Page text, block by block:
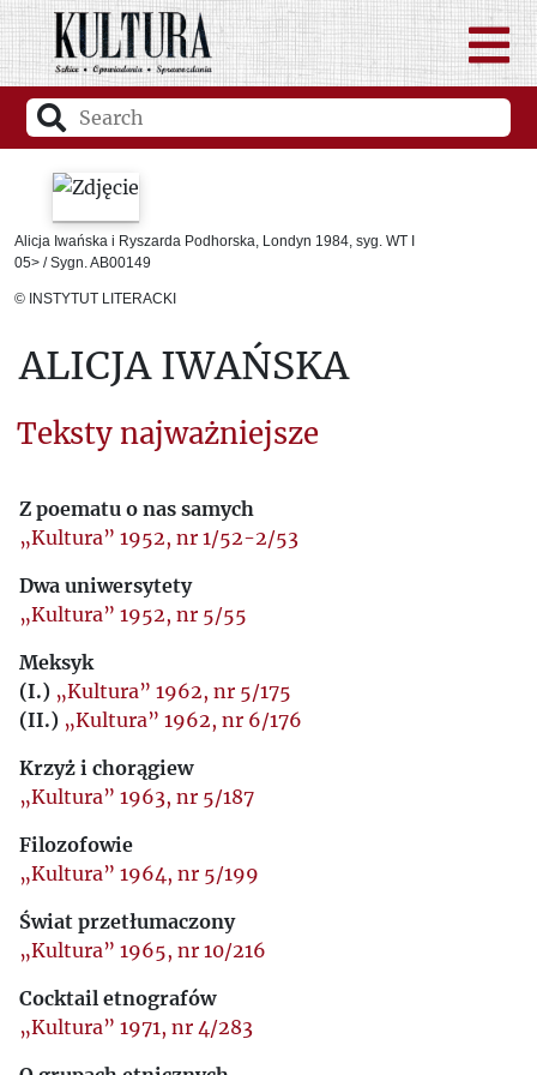
Alicja Iwańska i Ryszarda Podhorska, Londyn 1984, syg. WT I
05> / Sygn. AB00149
© INSTYTUT LITERACKI
ALICJA IWAŃSKA
Teksty najważniejsze
Z poematu o nas samych
„Kultura” 1952, nr 1/52-2/53
Dwa uniwersytety
„Kultura” 1952, nr 5/55
Meksyk
(I.) „Kultura” 1962, nr 5/175
(II.) „Kultura” 1962, nr 6/176
Krzyż i chorągiew
„Kultura” 1963, nr 5/187
Filozofowie
„Kultura” 1964, nr 5/199
Świat przetłumaczony
„Kultura” 1965, nr 10/216
Cocktail etnografów
„Kultura” 1971, nr 4/283